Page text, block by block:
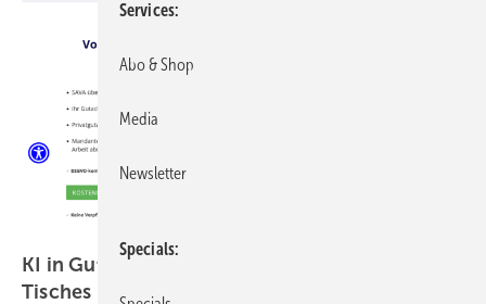
KI in Gutachten – auf beiden Seiten des
Tisches
Services
Abo & Shop
Media
Newsletter
Specials